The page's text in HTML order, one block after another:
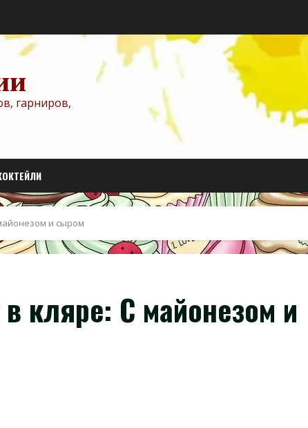
гарниров,
и сыром
кляре: С майонезом и